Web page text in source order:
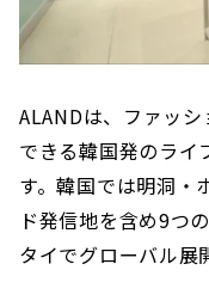
ALANDは、ファッ
できる韓国発のライ
す。韓国では明洞・
ド発信地を含め9つ
タイでグローバル展